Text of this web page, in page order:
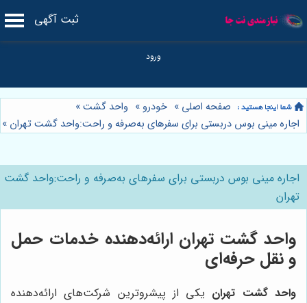
ثبت آگهی
صفحه اصلی » خودرو » واحد گشت»
اجاره مینی بوس دربستی برای سفرهای به‌صرفه و راحت:واحد گشت تهران »
اجاره مینی بوس دربستی برای سفرهای به‌صرفه و راحت:واحد گشت
تهران
واحد گشت تهران ارائه‌دهنده خدمات حمل
و نقل حرفه‌ای
واحد گشت تهران یکی از پیشروترین شرکت‌های ارائه‌دهنده